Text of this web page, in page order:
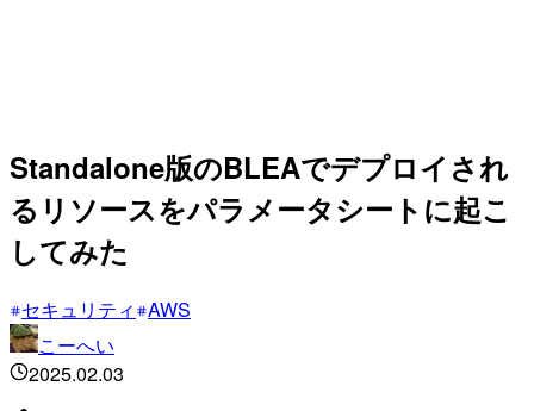
Standalone版のBLEAでデプロイされ
るリソースをパラメータシートに起こ
してみた
セキュリティ AWS
こーへい
2025.02.03